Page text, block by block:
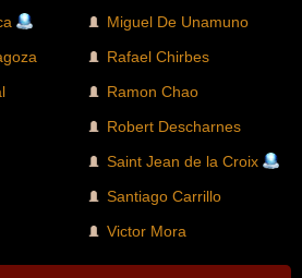
Miguel De Unamuno
Rafael Chirbes
Ramon Chao
Robert Descharnes
Saint Jean de la Croix
Santiago Carrillo
Victor Mora